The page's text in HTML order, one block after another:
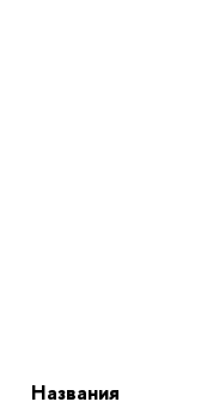
Названия